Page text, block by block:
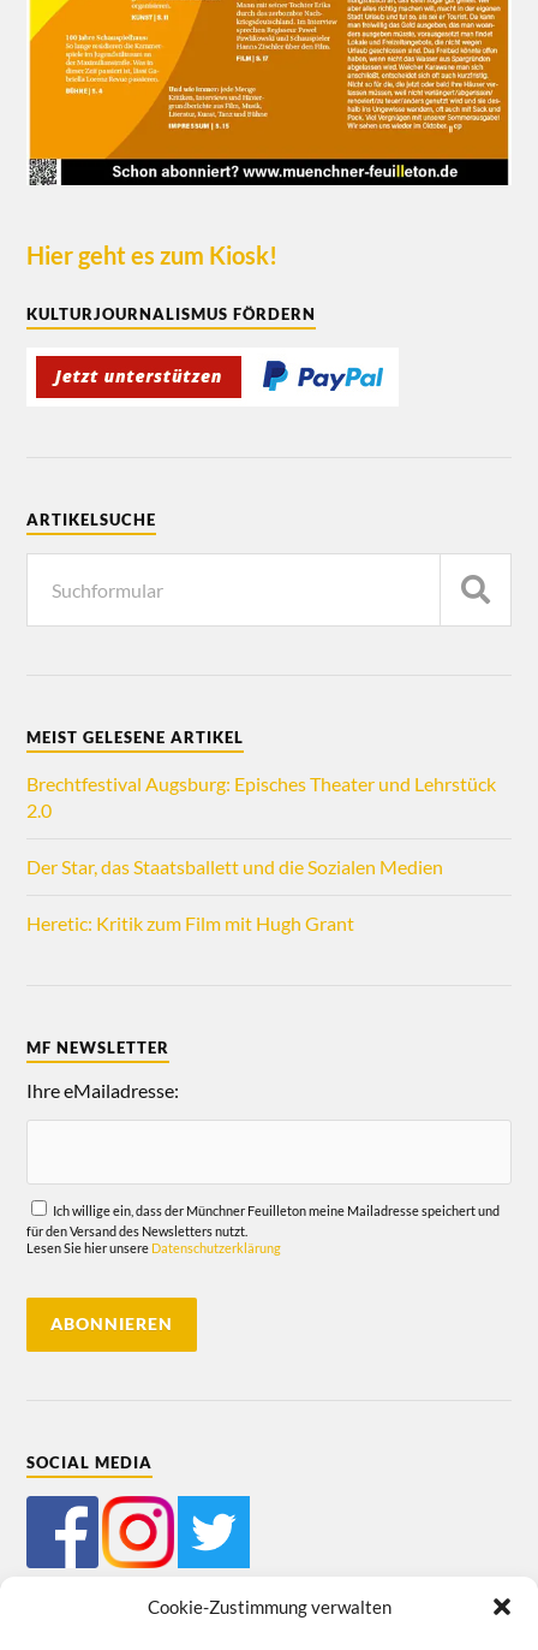
Cookie-Zustimmung verwalten
Hier geht es zum Kiosk!
KULTURJOURNALISMUS FÖRDERN
ARTIKELSUCHE
MEIST GELESENE ARTIKEL
Brechtfestival Augsburg: Episches Theater und Lehrstück
2.0
Der Star, das Staatsballett und die Sozialen Medien
Heretic: Kritik zum Film mit Hugh Grant
MF NEWSLETTER
Ihre eMailadresse:
Ich willige ein, dass der Münchner Feuilleton meine Mailadresse speichert und
für den Versand des Newsletters nutzt.
Lesen Sie hier unsere Datenschutzerklärung
SOCIAL MEDIA